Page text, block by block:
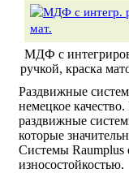
МДФ с
ручкой, краска
Раздвижные
немецкое
раздвижные
которые
Системы Raumplus
износостойкостью.